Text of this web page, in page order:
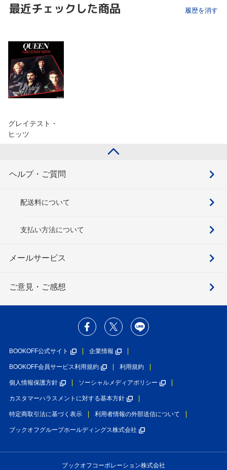
最近チェックした商品 履歴を消す
グレイテスト・
ヒッツ
ヘルプ・ご質問
配送料について
支払い方法について
メールサービス
ご意見・ご感想
BOOKOFF公式サイト 企業情報
BOOKOFF会員サービス利用規約 利用規約
個人情報保護方針 ソーシャルメディアポリシー
カスタマーハラスメントに対する基本方針
特定商取引法に基づく表示 利用者情報の外部送信について
ブックオフグループホールディングス株式会社
ブックオフコーポレーション株式会社